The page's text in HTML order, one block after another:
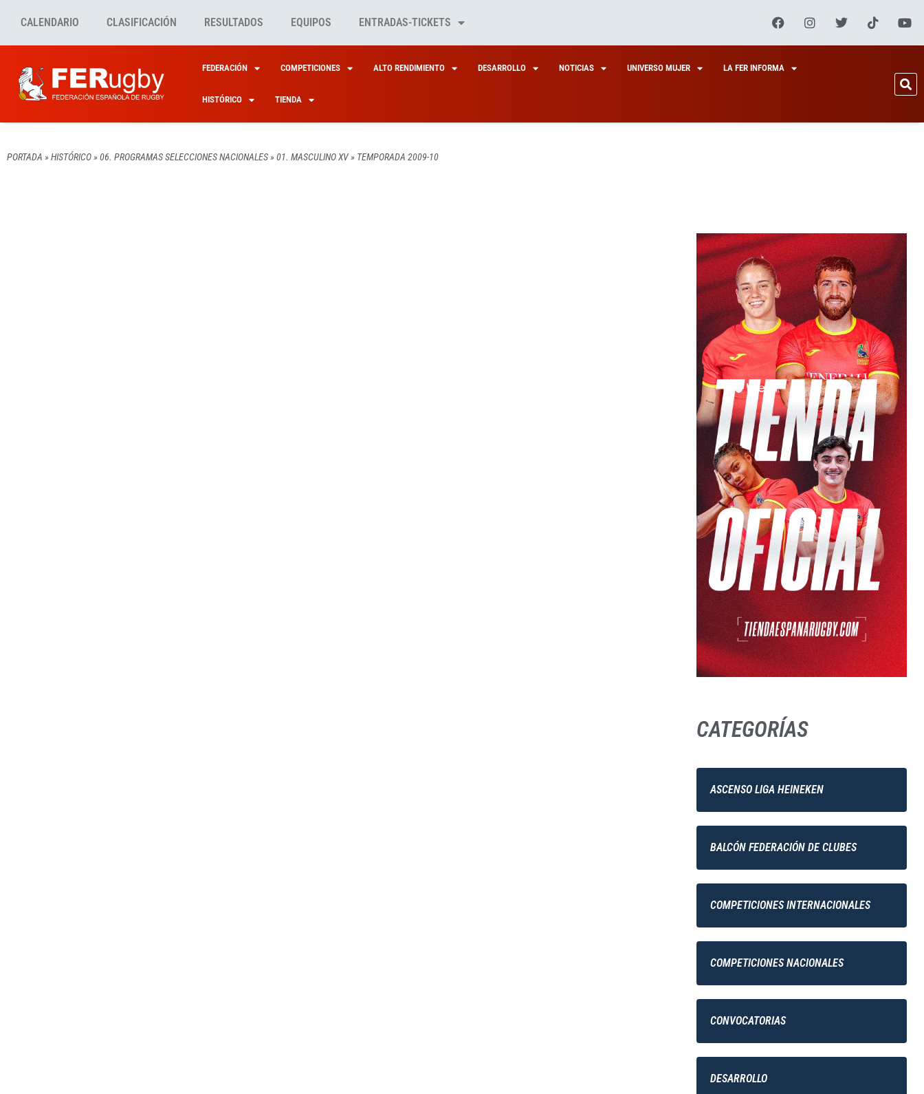
CALENDARIO CLASIFICACIÓN RESULTADOS EQUIPOS ENTRADAS-TICKETS
FEDERACIÓN COMPETICIONES ALTO RENDIMIENTO DESARROLLO NOTICIAS UNIVERSO MUJER LA FER INFORMA
HISTÓRICO TIENDA
PORTADA » HISTÓRICO» 06. PROGRAMAS SELECCIONES NACIONALES» 01. MASCULINO XV» TEMPORADA 2009-10
CATEGORÍAS
ASCENSO LIGA HEINEKEN
BALCÓN FEDERACIÓN DE CLUBES
COMPETICIONES INTERNACIONALES
COMPETICIONES NACIONALES
CONVOCATORIAS
DESARROLLO